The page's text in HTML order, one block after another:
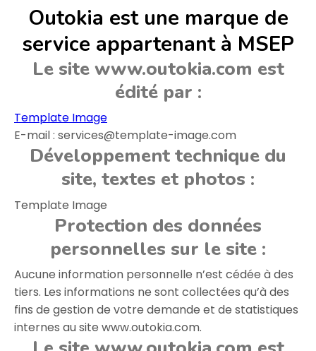
Outokia est une marque de
service appartenant à MSEP
Le site www.outokia.com est
édité par :
Template Image
E-mail : services@template-image.com
Développement technique du
site, textes et photos :
Template Image
Protection des données
personnelles sur le site :
Aucune information personnelle n’est cédée à des
tiers. Les informations ne sont collectées qu’à des
fins de gestion de votre demande et de statistiques
internes au site www.outokia.com.